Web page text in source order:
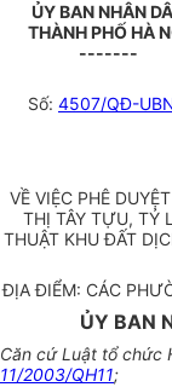
ỦY BAN NHÂN
THÀNH PHỐ HÀ
-------
Số: 4507/QĐ-
VỀ VIỆC PHÊ
THỊ TÂY TỰU, TỶ
THUẬT KHU ĐẤT
ĐỊA ĐIỂM: CÁC
ỦY BAN
Căn cứ Luật tổ chức
11/2003/QH11;